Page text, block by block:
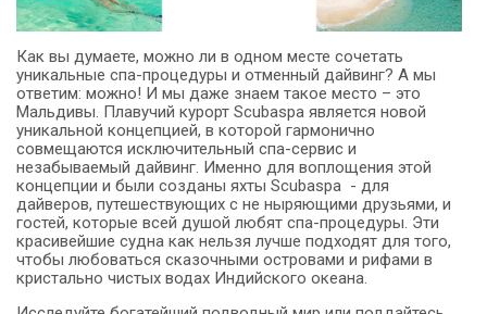
Как вы думаете, можно ли в одном месте сочетать
уникальные спа-процедуры и отменный дайвинг? А мы
ответим: можно! И мы даже знаем такое место – это
Мальдивы. Плавучий курорт Scubaspa является новой
уникальной концепцией, в которой гармонично
совмещаются исключительный спа-сервис и
незабываемый дайвинг. Именно для воплощения этой
концепции и были созданы яхты Scubaspa - для
дайверов, путешествующих с не ныряющими друзьями, и
гостей, которые всей душой любят спа-процедуры. Эти
красивейшие судна как нельзя лучше подходят для того,
чтобы любоваться сказочными островами и рифами в
кристально чистых водах Индийского океана.